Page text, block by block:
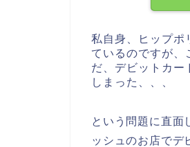
私自身、ヒップポ
ているのですが、
だ、デビットカー
しまった、、、
という問題に直面
ッシュのお店でデ